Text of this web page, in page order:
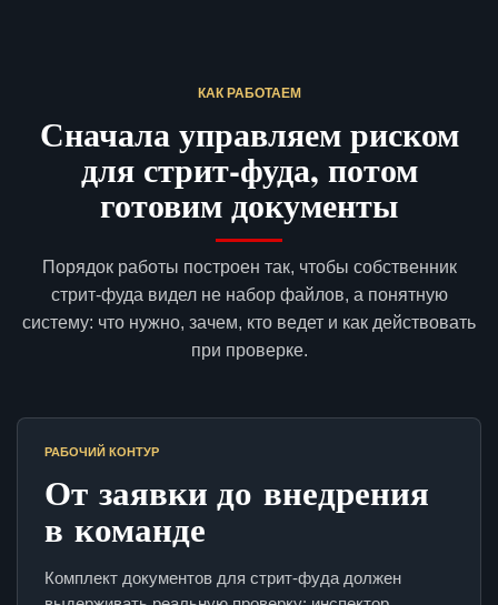
КАК РАБОТАЕМ
Сначала управляем риском
для стрит-фуда, потом
готовим документы
Порядок работы построен так, чтобы собственник
стрит-фуда видел не набор файлов, а понятную
систему: что нужно, зачем, кто ведет и как действовать
при проверке.
РАБОЧИЙ КОНТУР
От заявки до внедрения
в команде
Комплект документов для стрит-фуда должен